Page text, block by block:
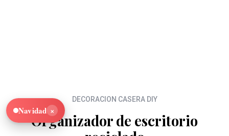
DECORACION CASERA DIY
Organizador de escritorio
Navidad ×